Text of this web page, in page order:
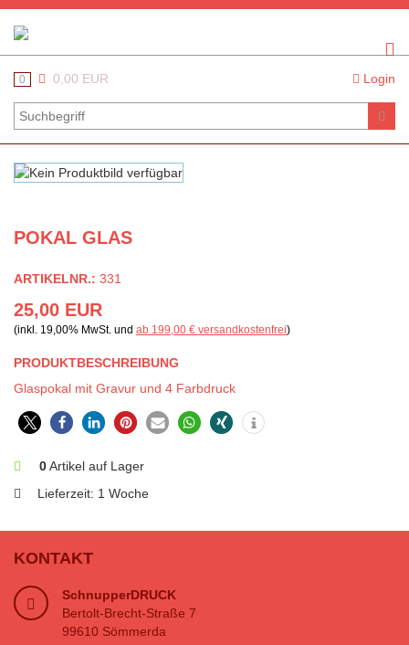
0 0,00 EUR Login
POKAL GLAS
ARTIKELNR.: 331
25,00 EUR
(inkl. 19,00% MwSt. und ab 199,00 € versandkostenfrei)
PRODUKTBESCHREIBUNG
Glaspokal mit Gravur und 4 Farbdruck
0Artikel auf Lager
Lieferzeit: 1 Woche
KONTAKT
SchnupperDRUCK
Bertolt-Brecht-Straße 7
99610 Sömmerda